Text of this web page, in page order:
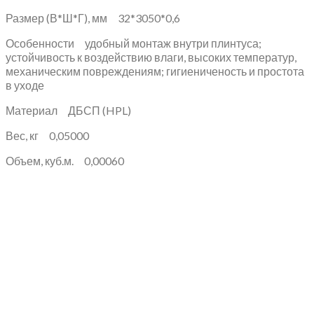
Размер (В*Ш*Г), мм 32*3050*0,6
Особенности удобный монтаж внутри плинтуса;
устойчивость к воздействию влаги, высоких температур,
механическим повреждениям; гигиениченость и простота
в уходе
Материал ДБСП (HPL)
Вес, кг 0,05000
Объем, куб.м. 0,00060